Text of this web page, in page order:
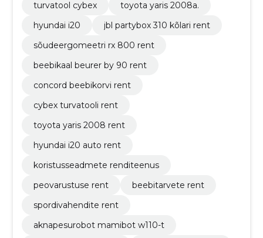
turvatool cybex
toyota yaris 2008a.
hyundai i20
jbl partybox 310 kõlari rent
sõudeergomeetri rx 800 rent
beebikaal beurer by 90 rent
concord beebikorvi rent
cybex turvatooli rent
toyota yaris 2008 rent
hyundai i20 auto rent
koristusseadmete renditeenus
peovarustuse rent
beebitarvete rent
spordivahendite rent
aknapesurobot mamibot w110-t